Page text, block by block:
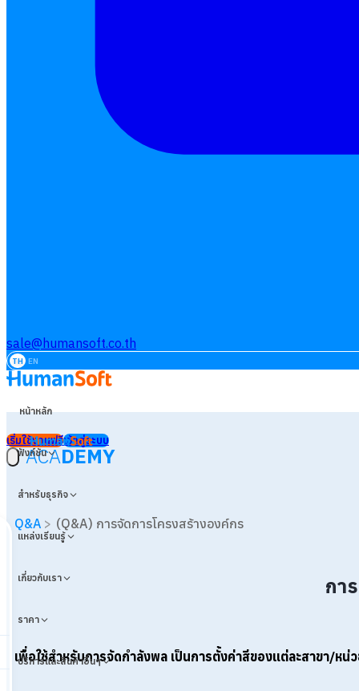
sale@humansoft.co.th
TH EN
หน้าหลัก
ฟังก์ชัน
สำหรับธุรกิจ
แหล่งเรียนรู้
เกี่ยวกับเรา
ราคา
บริการและสินค้าอื่นๆ
เริ่มใช้งานฟรีเข้าสู่ระบบ
ACADEMY
Q&A > (Q&A) การจัดการโครงสร้างองค์กร
กา
เพื่อใช้สำหรับการจัดกำลังพล เป็นการตั้งค่าสีของแต่ละสาขา/หน่